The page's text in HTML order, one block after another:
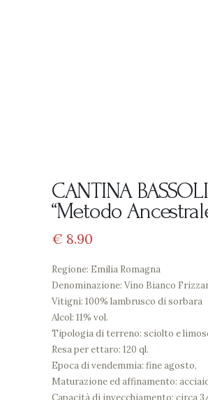
CANTINA BASSOLI
“Metodo
€ 8 90
Regione: Emilia Romagna
Denominazione: Vino Bianco
Vitigni: 100% lambrusco di sorbara
Alcol: 11% vol.
Tipologia di terreno: sciolto e
Resa per ettaro: 120 ql.
Epoca di vendemmia: fine agosto,
Maturazione ed affinamento:
Capacità di invecchiamento: circa